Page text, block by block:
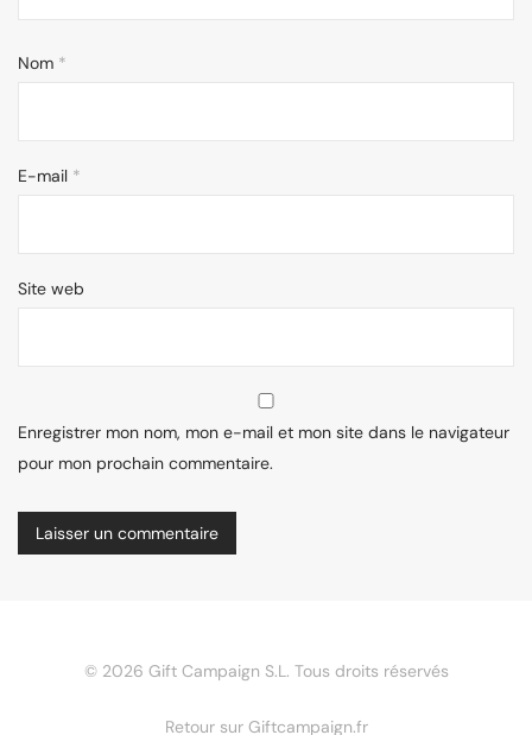
Nom *
E-mail *
Site web
Enregistrer mon nom, mon e-mail et mon site dans le navigateur
pour mon prochain commentaire.
© 2026 Gift Campaign S.L. Tous droits réservés
Retour sur Giftcampaign.fr